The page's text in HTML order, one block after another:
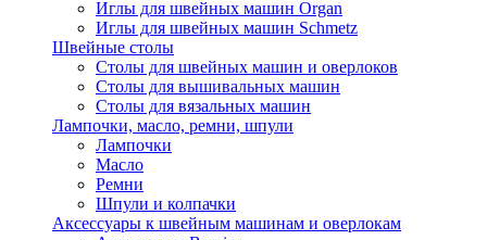
Иглы для швейных машин Organ
Иглы для швейных машин Schmetz
Швейные столы
Столы для швейных машин и оверлоков
Столы для вышивальных машин
Столы для вязальных машин
Лампочки, масло, ремни, шпули
Лампочки
Масло
Ремни
Шпули и колпачки
Аксессуары к швейным машинам и оверлокам